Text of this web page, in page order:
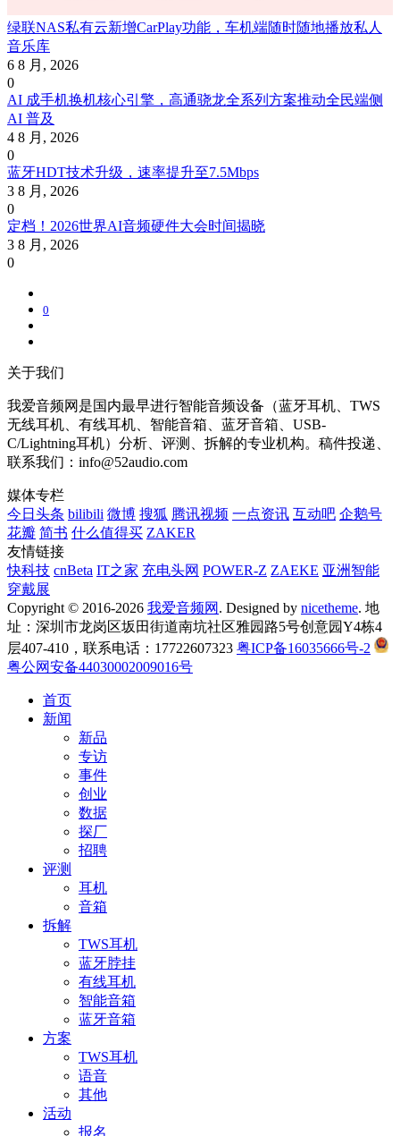
绿联NAS私有云新增CarPlay功能，车机端随时随地播放私人
音乐库
6 8 月, 2026
0
AI 成手机换机核心引擎，高通骁龙全系列方案推动全民端侧
AI 普及
4 8 月, 2026
0
蓝牙HDT技术升级，速率提升至7.5Mbps
3 8 月, 2026
0
定档！2026世界AI音频硬件大会时间揭晓
3 8 月, 2026
0
0
关于我们
我爱音频网是国内最早进行智能音频设备（蓝牙耳机、TWS
无线耳机、有线耳机、智能音箱、蓝牙音箱、USB-
C/Lightning耳机）分析、评测、拆解的专业机构。稿件投递、
联系我们：info@52audio.com
媒体专栏
今日头条 bilibili 微博 搜狐 腾讯视频 一点资讯 互动吧 企鹅号
花瓣 简书 什么值得买 ZAKER
友情链接
快科技 cnBeta IT之家 充电头网 POWER-Z ZAEKE 亚洲智能
穿戴展
Copyright © 2016-2026 我爱音频网 . Designed by nicetheme. 地
址：深圳市龙岗区坂田街道南坑社区雅园路5号创意园Y4栋4
层407-410，联系电话：17722607323 粤ICP备16035666号-2
粤公网安备44030002009016号
首页
新闻
新品
专访
事件
创业
数据
探厂
招聘
评测
耳机
音箱
拆解
TWS耳机
蓝牙脖挂
有线耳机
智能音箱
蓝牙音箱
方案
TWS耳机
语音
其他
活动
报名